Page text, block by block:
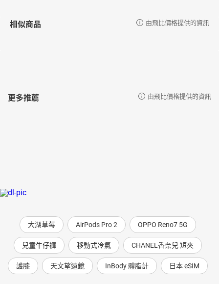
相似商品 由飛比價格提供的資訊
更多推薦 由飛比價格提供的資訊
大湖草莓 AirPods Pro 2 OPPO Reno7 5G
兒童牛仔褲 移動式冷氣 CHANEL香奈兒 短夾
護膝 天文望遠鏡 InBody 體脂計 日本 eSIM